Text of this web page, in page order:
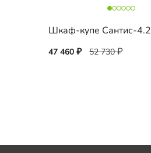
Шкаф-купе Сантис-4.2
47 460 52 730